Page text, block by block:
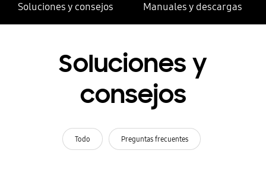
Soluciones y consejos Manuales y descargas
Soluciones y
consejos
Todo Preguntas frecuentes